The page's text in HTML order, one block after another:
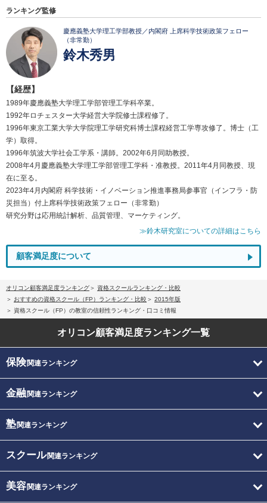
ランキング監修
慶應義塾大学理工学部教授／内閣府 上席科学技術政策フェロー
（非常勤）
鈴木秀男
【経歴】
1989年慶應義塾大学理工学部管理工学科卒業。
1992年ロチェスター大学経営大学院修士課程修了。
1996年東京工業大学大学院理工学研究科博士課程経営工学専攻修了。博士（工
学）取得。
1996年筑波大学社会工学系・講師。2002年6月同助教授。
2008年4月慶應義塾大学理工学部管理工学科・准教授。2011年4月同教授、現
在に至る。
2023年4月内閣府 科学技術・イノベーション推進事務局参事官（インフラ・防
災担当）付上席科学技術政策フェロー（非常勤）
研究分野は応用統計解析、品質管理、マーケティング。
≫鈴木研究室についての詳細はこちら
顧客満足度について
オリコン顧客満足度ランキング
資格スクールランキング・比較
おすすめの資格スクール（FP）ランキング・比較
2015年版
資格スクール（FP）の教室の信頼性ランキング・口コミ情報
オリコン顧客満足度ランキング一覧
保険関連ランキング
金融関連ランキング
塾関連ランキング
スクール関連ランキング
美容関連ランキング